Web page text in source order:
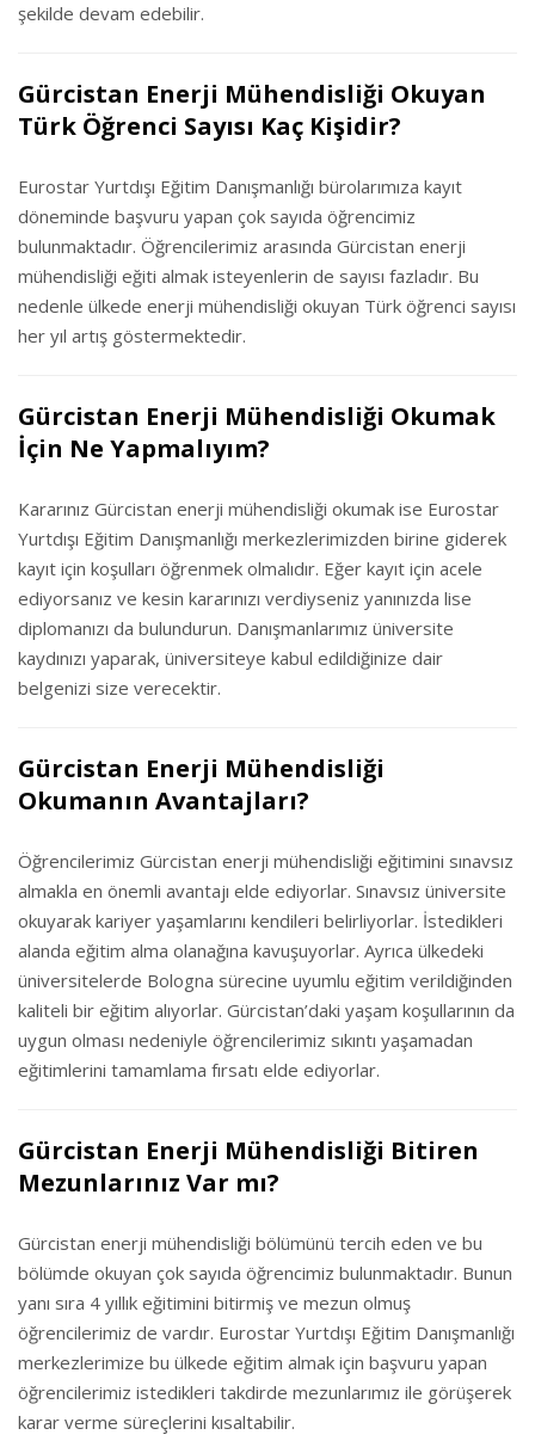
şekilde devam edebilir.
Gürcistan Enerji Mühendisliği Okuyan
Türk Öğrenci Sayısı Kaç Kişidir?
Eurostar Yurtdışı Eğitim Danışmanlığı bürolarımıza kayıt
döneminde başvuru yapan çok sayıda öğrencimiz
bulunmaktadır. Öğrencilerimiz arasında Gürcistan enerji
mühendisliği eğiti almak isteyenlerin de sayısı fazladır. Bu
nedenle ülkede enerji mühendisliği okuyan Türk öğrenci sayısı
her yıl artış göstermektedir.
Gürcistan Enerji Mühendisliği Okumak
İçin Ne Yapmalıyım?
Kararınız Gürcistan enerji mühendisliği okumak ise Eurostar
Yurtdışı Eğitim Danışmanlığı merkezlerimizden birine giderek
kayıt için koşulları öğrenmek olmalıdır. Eğer kayıt için acele
ediyorsanız ve kesin kararınızı verdiyseniz yanınızda lise
diplomanızı da bulundurun. Danışmanlarımız üniversite
kaydınızı yaparak, üniversiteye kabul edildiğinize dair
belgenizi size verecektir.
Gürcistan Enerji Mühendisliği
Okumanın Avantajları?
Öğrencilerimiz Gürcistan enerji mühendisliği eğitimini sınavsız
almakla en önemli avantajı elde ediyorlar. Sınavsız üniversite
okuyarak kariyer yaşamlarını kendileri belirliyorlar. İstedikleri
alanda eğitim alma olanağına kavuşuyorlar. Ayrıca ülkedeki
üniversitelerde Bologna sürecine uyumlu eğitim verildiğinden
kaliteli bir eğitim alıyorlar. Gürcistan’daki yaşam koşullarının da
uygun olması nedeniyle öğrencilerimiz sıkıntı yaşamadan
eğitimlerini tamamlama fırsatı elde ediyorlar.
Gürcistan Enerji Mühendisliği Bitiren
Mezunlarınız Var mı?
Gürcistan enerji mühendisliği bölümünü tercih eden ve bu
bölümde okuyan çok sayıda öğrencimiz bulunmaktadır. Bunun
yanı sıra 4 yıllık eğitimini bitirmiş ve mezun olmuş
öğrencilerimiz de vardır. Eurostar Yurtdışı Eğitim Danışmanlığı
merkezlerimize bu ülkede eğitim almak için başvuru yapan
öğrencilerimiz istedikleri takdirde mezunlarımız ile görüşerek
karar verme süreçlerini kısaltabilir.